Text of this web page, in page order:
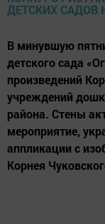
В минувшую
детского сада
произведений
учреждений
района. Стены
мероприятие,
аппликации с
Корнея